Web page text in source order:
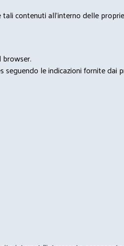
contenuti all'interno delle
le indicazioni fornite dai